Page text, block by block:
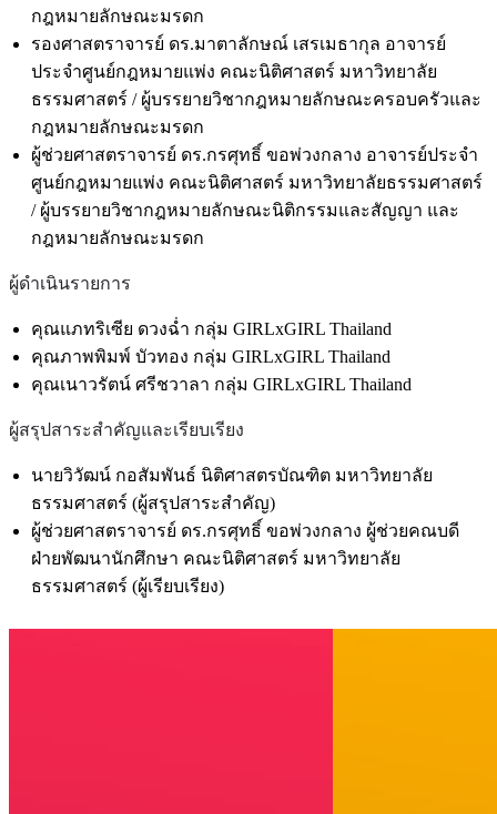
กฎหมายลักษณะมรดก
รองศาสตราจารย์ ดร.มาตาลักษณ์ เสรเมธากุล อาจารย์
ประจำศูนย์กฎหมายแพ่ง คณะนิติศาสตร์ มหาวิทยาลัย
ธรรมศาสตร์ / ผู้บรรยายวิชากฎหมายลักษณะครอบครัวและ
กฎหมายลักษณะมรดก
ผู้ช่วยศาสตราจารย์ ดร.กรศุทธิ์ ขอพ่วงกลาง อาจารย์ประจำ
ศูนย์กฎหมายแพ่ง คณะนิติศาสตร์ มหาวิทยาลัยธรรมศาสตร์
/ ผู้บรรยายวิชากฎหมายลักษณะนิติกรรมและสัญญา และ
กฎหมายลักษณะมรดก
ผู้ดำเนินรายการ
คุณแภทริเซีย ดวงฉ่ำ กลุ่ม GIRLxGIRL Thailand
คุณภาพพิมพ์ บัวทอง กลุ่ม GIRLxGIRL Thailand
คุณเนาวรัตน์ ศรีชวาลา กลุ่ม GIRLxGIRL Thailand
ผู้สรุปสาระสำคัญและเรียบเรียง
นายวิวัฒน์ กอสัมพันธ์ นิติศาสตรบัณฑิต มหาวิทยาลัย
ธรรมศาสตร์ (ผู้สรุปสาระสำคัญ)
ผู้ช่วยศาสตราจารย์ ดร.กรศุทธิ์ ขอพ่วงกลาง ผู้ช่วยคณบดี
ฝ่ายพัฒนานักศึกษา คณะนิติศาสตร์ มหาวิทยาลัย
ธรรมศาสตร์ (ผู้เรียบเรียง)